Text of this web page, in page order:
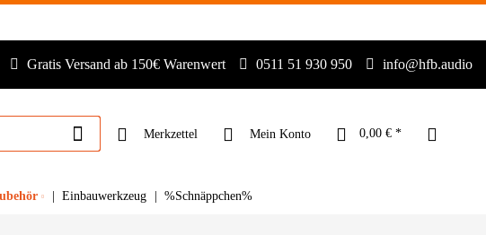
Gratis Versand ab 150€ Warenwert 0511 51 930 950 info@hfb.audio
Merkzettel Mein Konto 0,00 € *
Einbauwerkzeug %Schnäppchen%